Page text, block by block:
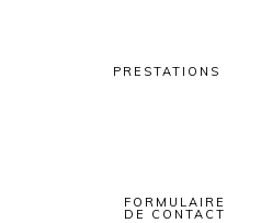
PRESTATIONS
FORMULAIRE
DE CONTACT